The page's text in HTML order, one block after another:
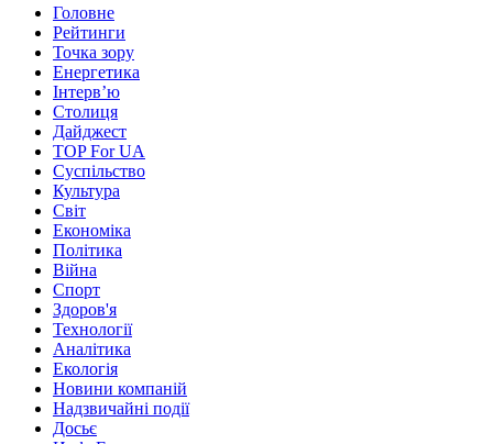
Головне
Рейтинги
Точка зору
Енергетика
Інтерв’ю
Столиця
Дайджест
TOP For UA
Суспiльство
Культура
Світ
Економіка
Політика
Війна
Спорт
Здоров'я
Технології
Аналітика
Екологія
Новини компаній
Надзвичайні події
Досьє